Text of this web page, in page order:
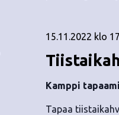
15.11.2022 klo
Kamppi
Tapaa